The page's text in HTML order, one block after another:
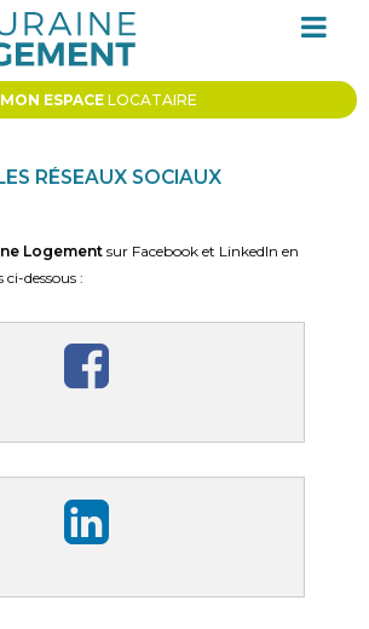
MON ESPACE LOCATAIRE
RÉSEAUX SOCIAUX
Logement sur Facebook et LinkedIn en
dessous :